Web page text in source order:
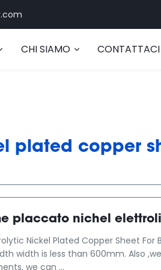
CHI SIAMO CONTATTACI
plated copper
placcato nichel
Nickel Plated Copper Sheet
width is less than 600mm. Also
we can ...